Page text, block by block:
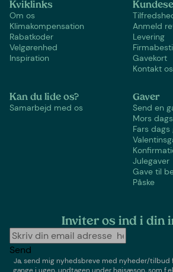
Kviklinks
Om os
Klimakompensation
Rabatkoder
Velgørenhed
Inspiration
Anmeld
Levering
Gavekort
Kontakt os
Kan du lide os?
Samarbejd med os
Gaver
Send en
Mors
Fars dags
Julegaver
Gave til
Påske
Inviter os ind i din
Send
Ja, send mig nyhedsbreve med nyheder/tilbud